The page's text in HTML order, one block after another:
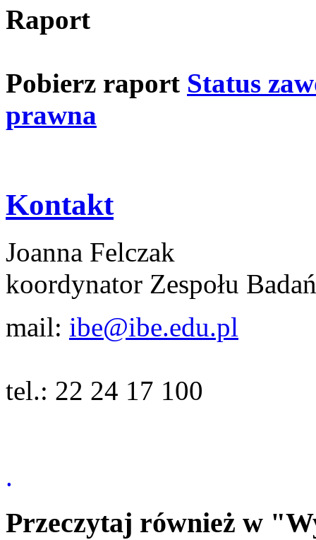
Raport
Pobierz raport Status
prawna
Kontakt
Joanna Felczak
koordynator Zespołu
mail: ibe@ibe.edu.pl
tel.: 22 24 17 100
.
Przeczytaj również w